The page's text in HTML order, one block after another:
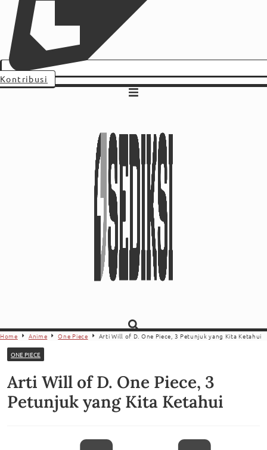
Kontribusi
Home Anime One Piece Arti Will of D. One Piece, 3 Petunjuk yang Kita Ketahui
ONE PIECE
Arti Will of D. One Piece, 3
Petunjuk yang Kita Ketahui